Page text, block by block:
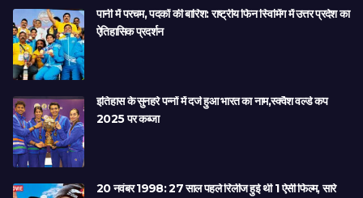
पानी में परचम, पदकों की बारिश: राष्ट्रीय फिन स्विमिंग में उत्तर प्रदेश का
ऐतिहासिक प्रदर्शन
इतिहास के सुनहरे पन्नों में दर्ज हुआ भारत का नाम,स्क्वैश वर्ल्ड कप
2025 पर कब्जा
20 नवंबर 1998: 27 साल पहले रिलीज हुई थी 1 ऐसी फिल्म, सारे